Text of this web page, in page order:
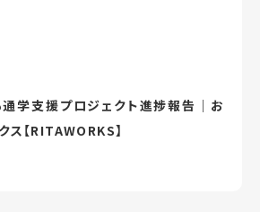
学支援プロジェクト進捗報告｜お
ス【RITAWORKS】